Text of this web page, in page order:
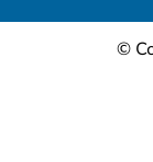
©